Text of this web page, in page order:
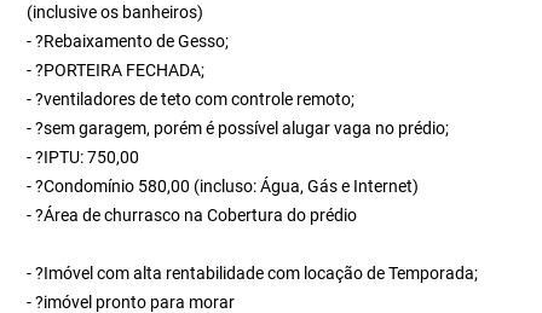
(inclusive os banheiros)
- ?Rebaixamento de Gesso;
- ?PORTEIRA FECHADA;
- ?ventiladores de teto com controle remoto;
- ?sem garagem, porém é possível alugar vaga no prédio;
- ?IPTU: 750,00
- ?Condomínio 580,00 (incluso: Água, Gás e Internet)
- ?Área de churrasco na Cobertura do prédio
- ?Imóvel com alta rentabilidade com locação de Temporada;
- ?imóvel pronto para morar